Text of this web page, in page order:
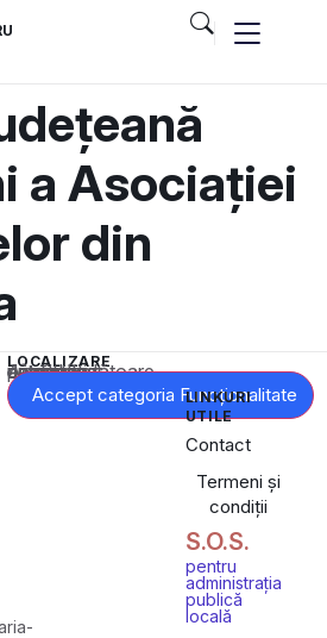
a Asociației
din
LOCALIZARE
Acest conținut este blocat până când acceptați categoria corespunzătoare de cookie-uri.
Accept categoria Funcționalitate
LINKURI
UTILE
Contact
Termeni și
condiții
S.O.S.
pentru
administrația
publică
locală